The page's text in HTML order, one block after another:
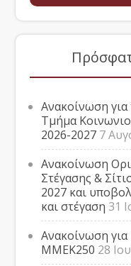
Ανακοίνωση για
Τμήμα
2026-2027 7
Ανακοίνωση
Στέγασης &
2027 και
και στέγαση 31
Ανακοίνωση
ΜΜΕΚ250 28